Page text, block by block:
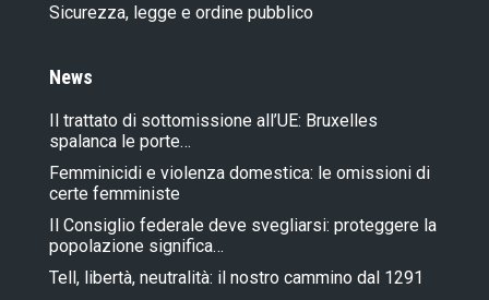
Sicurezza, legge e ordine pubblico
News
Il trattato di sottomissione all’UE: Bruxelles
spalanca le porte…
Femminicidi e violenza domestica: le omissioni di
certe femministe
Il Consiglio federale deve svegliarsi: proteggere la
popolazione significa…
Tell, libertà, neutralità: il nostro cammino dal 1291